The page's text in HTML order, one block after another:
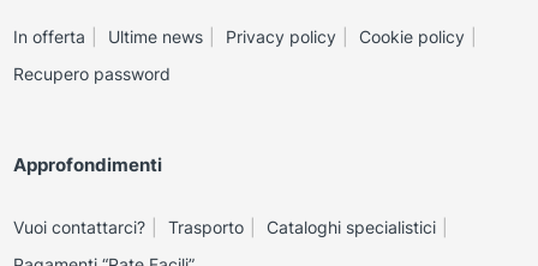
In offerta Ultime news Privacy policy
Cookie policy
Recupero password
Approfondimenti
Vuoi contattarci? Trasporto
Cataloghi specialistici